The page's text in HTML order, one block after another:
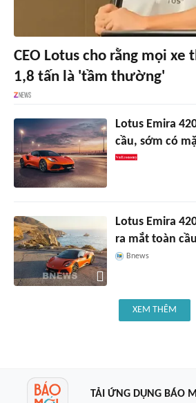
CEO Lotus cho rằng mọi xe
1,8 tấn là 'tầm thường'
Lotus Emira
cầu, sớm có
Lotus Emira
ra mắt toàn
Bnews
XEM THÊM
TẢI ỨNG DỤNG BÁO